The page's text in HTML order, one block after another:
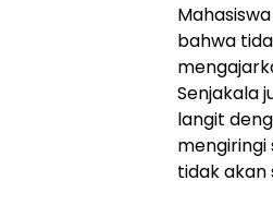
bahwa
Senjakala
langit
mengiringi
tidak akan